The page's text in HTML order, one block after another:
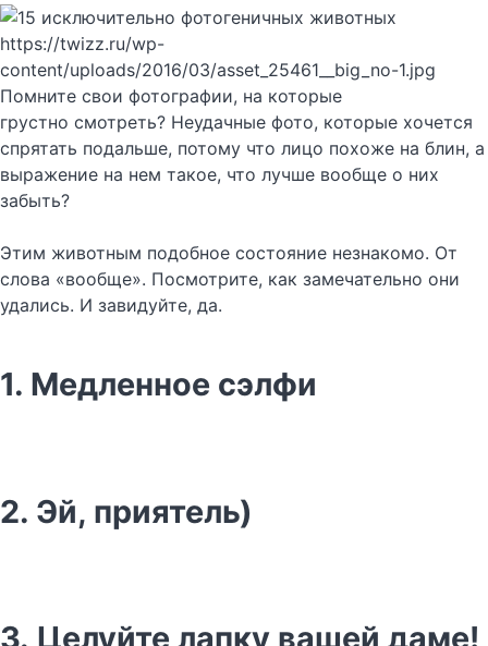
https://twizz.ru/wp-
content/uploads/2016/03/asset_25461__big_no-1.jpg
Помните свои фотографии, на которые
грустно смотреть? Неудачные фото, которые хочется
спрятать подальше, потому что лицо похоже на блин, а
выражение на нем такое, что лучше вообще о них
забыть?
Этим животным подобное состояние незнакомо. От
слова «вообще». Посмотрите, как замечательно они
удались. И завидуйте, да.
1. Медленное сэлфи
2. Эй, приятель)
3. Целуйте лапку вашей даме!